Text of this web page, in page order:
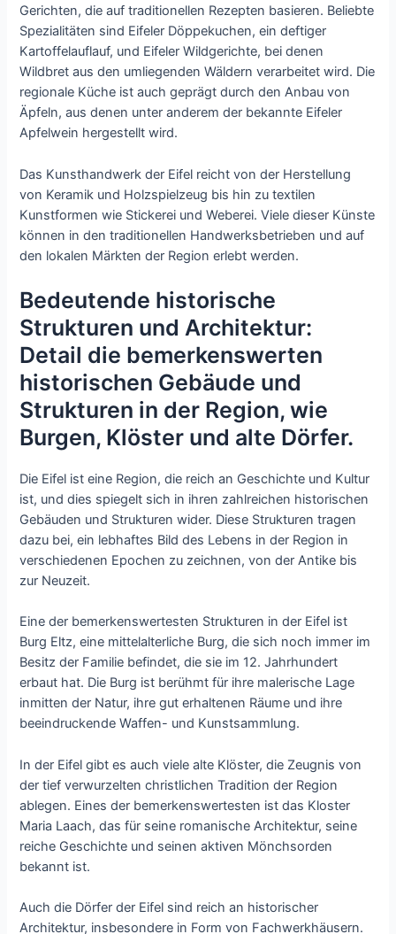
Gerichten, die auf traditionellen Rezepten basieren. Beliebte
Spezialitäten sind Eifeler Döppekuchen, ein deftiger
Kartoffelauflauf, und Eifeler Wildgerichte, bei denen
Wildbret aus den umliegenden Wäldern verarbeitet wird. Die
regionale Küche ist auch geprägt durch den Anbau von
Äpfeln, aus denen unter anderem der bekannte Eifeler
Apfelwein hergestellt wird.
Das Kunsthandwerk der Eifel reicht von der Herstellung
von Keramik und Holzspielzeug bis hin zu textilen
Kunstformen wie Stickerei und Weberei. Viele dieser Künste
können in den traditionellen Handwerksbetrieben und auf
den lokalen Märkten der Region erlebt werden.
Bedeutende historische
Strukturen und Architektur:
Detail die bemerkenswerten
historischen Gebäude und
Strukturen in der Region, wie
Burgen, Klöster und alte Dörfer.
Die Eifel ist eine Region, die reich an Geschichte und Kultur
ist, und dies spiegelt sich in ihren zahlreichen historischen
Gebäuden und Strukturen wider. Diese Strukturen tragen
dazu bei, ein lebhaftes Bild des Lebens in der Region in
verschiedenen Epochen zu zeichnen, von der Antike bis
zur Neuzeit.
Eine der bemerkenswertesten Strukturen in der Eifel ist
Burg Eltz, eine mittelalterliche Burg, die sich noch immer im
Besitz der Familie befindet, die sie im 12. Jahrhundert
erbaut hat. Die Burg ist berühmt für ihre malerische Lage
inmitten der Natur, ihre gut erhaltenen Räume und ihre
beeindruckende Waffen- und Kunstsammlung.
In der Eifel gibt es auch viele alte Klöster, die Zeugnis von
der tief verwurzelten christlichen Tradition der Region
ablegen. Eines der bemerkenswertesten ist das Kloster
Maria Laach, das für seine romanische Architektur, seine
reiche Geschichte und seinen aktiven Mönchsorden
bekannt ist.
Auch die Dörfer der Eifel sind reich an historischer
Architektur, insbesondere in Form von Fachwerkhäusern.